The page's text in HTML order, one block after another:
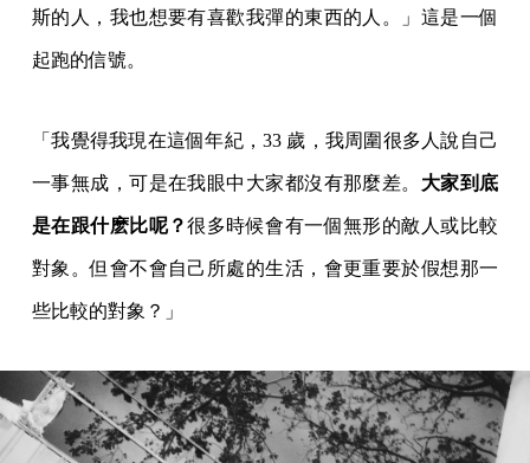
斯的人，我也想要有喜歡我彈的東西的人。」這是一個
起跑的信號。
「我覺得我現在這個年紀，33 歲，我周圍很多人說自己
一事無成，可是在我眼中大家都沒有那麼差。 大家到底
是在跟什麽比呢？很多時候會有一個無形的敵人或比較
對象。但會不會自己所處的生活，會更重要於假想那一
些比較的對象？」